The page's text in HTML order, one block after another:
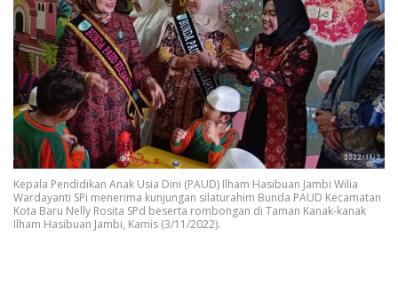
Kepala Pendidikan Anak Usia Dini (PAUD) Ilham Hasibuan Jambi Wilia
Wardayanti SPi menerima kunjungan silaturahim Bunda PAUD Kecamatan
Kota Baru Nelly Rosita SPd beserta rombongan di Taman Kanak-kanak
Ilham Hasibuan Jambi, Kamis (3/11/2022).